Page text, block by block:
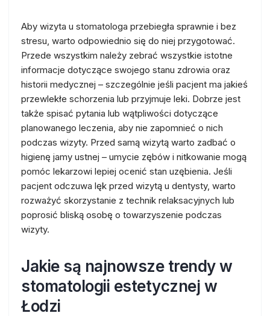
Aby wizyta u stomatologa przebiegła sprawnie i bez
stresu, warto odpowiednio się do niej przygotować.
Przede wszystkim należy zebrać wszystkie istotne
informacje dotyczące swojego stanu zdrowia oraz
historii medycznej – szczególnie jeśli pacjent ma jakieś
przewlekłe schorzenia lub przyjmuje leki. Dobrze jest
także spisać pytania lub wątpliwości dotyczące
planowanego leczenia, aby nie zapomnieć o nich
podczas wizyty. Przed samą wizytą warto zadbać o
higienę jamy ustnej – umycie zębów i nitkowanie mogą
pomóc lekarzowi lepiej ocenić stan uzębienia. Jeśli
pacjent odczuwa lęk przed wizytą u dentysty, warto
rozważyć skorzystanie z technik relaksacyjnych lub
poprosić bliską osobę o towarzyszenie podczas
wizyty.
Jakie są najnowsze trendy w
stomatologii estetycznej w
Łodzi